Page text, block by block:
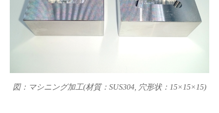
図：マシニング加工(材質：SUS304, 穴形状：15×15×15)